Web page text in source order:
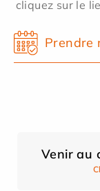
cliquez sur le
Prendre
Venir au